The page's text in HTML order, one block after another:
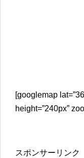
[googlemap
height=”240px”
スポンサーリンク